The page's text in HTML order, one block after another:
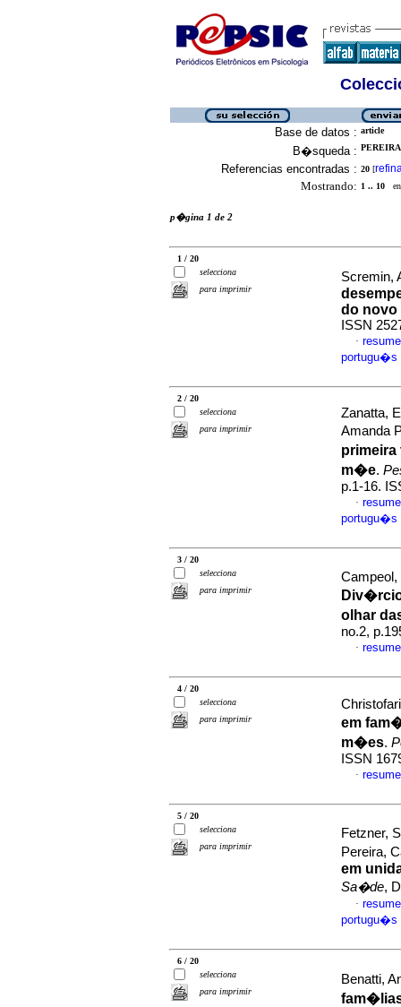
Base de datos : article
B�squeda :
Referencias encontradas : 20 [
Mostrando: 1 .. 10 en
p�gina 1 de 2
1 / 20
selecciona
para imprimir
Scremin,
do novo
ISSN
·
portugu�s
2 / 20
selecciona
para imprimir
Zanatta,
Amanda
primeira
m�e.
p.1-16.
·
portugu�s
3 / 20
selecciona
para imprimir
olhar
no.2,
·
4 / 20
selecciona
para imprimir
em
m�es.
ISSN
·
5 / 20
selecciona
para imprimir
Fetzner,
Pereira,
em
Sa�de,
·
portugu�s
6 / 20
selecciona
para imprimir
Benatti,